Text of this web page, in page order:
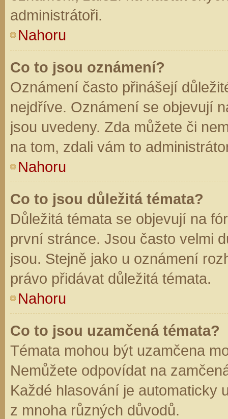
administrátoři.
Nahoru
Co to jsou oznámení?
Oznámení často přinášejí
nejdříve. Oznámení se objevují
jsou uvedeny. Zda můžete či
na tom, zdali vám to
Nahoru
Co to jsou důležitá témata?
Důležitá témata se objevují na
první stránce. Jsou často velmi
jsou. Stejně jako u oznámení
právo přidávat důležitá témata.
Nahoru
Co to jsou uzamčená témata?
Témata mohou být uzamčena
Nemůžete odpovídat na
Každé hlasování je automaticky
z mnoha různých důvodů.